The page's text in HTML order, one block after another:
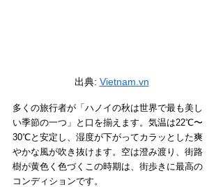
出典: Vietnam.vn
多くの旅行者が「ハノイの秋は世界で最も美し
い季節の一つ」と口を揃えます。気温は22℃〜
30℃と安定し、湿度が下がってカラッとした爽
やかな風が吹き抜けます。空は澄み渡り、街路
樹が黄色く色づくこの時期は、街歩きに最高の
コンディションです。